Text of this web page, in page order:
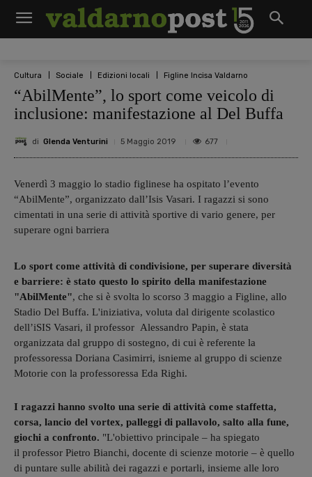
Cultura Sociale Edizioni locali Figline Incisa Valdarno
“AbilMente”, lo sport come veicolo di
inclusione: manifestazione al Del Buffa
di Glenda Venturini 5 Maggio 2019 677
Venerdì 3 maggio lo stadio figlinese ha ospitato l’evento
“AbilMente”, organizzato dall’Isis Vasari. I ragazzi si sono
cimentati in una serie di attività sportive di vario genere, per
superare ogni barriera
Lo sport come attività di condivisione, per superare diversità
e barriere: è stato questo lo spirito della manifestazione
"AbilMente", che si è svolta lo scorso 3 maggio a Figline, allo
Stadio Del Buffa. L'iniziativa, voluta dal dirigente scolastico
dell’iSIS Vasari, il professor Alessandro Papin, è stata
organizzata dal gruppo di sostegno, di cui è referente la
professoressa Doriana Casimirri, isnieme al gruppo di scienze
Motorie con la professoressa Eda Righi.
I ragazzi hanno svolto una serie di attività come staffetta,
corsa, lancio del vortex, palleggi di pallavolo, salto alla fune,
giochi a confronto. "L'obiettivo principale – ha spiegato
il professor Pietro Bianchi, docente di scienze motorie – è quello
di puntare sulle abilità dei ragazzi e portarli, insieme alle loro